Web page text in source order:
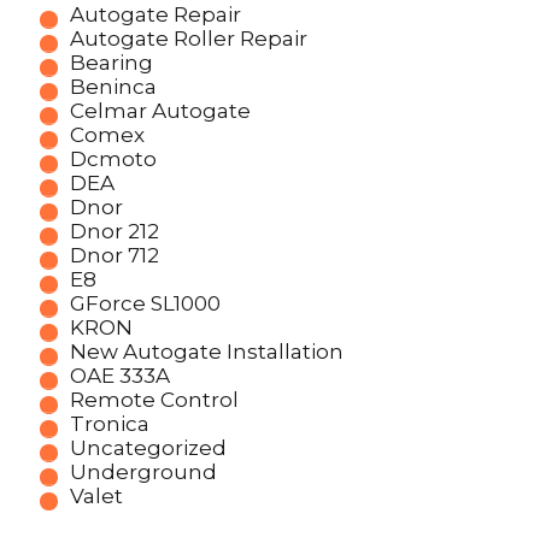
Autogate Repair
Autogate Roller Repair
Bearing
Beninca
Celmar Autogate
Comex
Dcmoto
DEA
Dnor
Dnor 212
Dnor 712
E8
GForce SL1000
KRON
New Autogate Installation
OAE 333A
Remote Control
Tronica
Uncategorized
Underground
Valet